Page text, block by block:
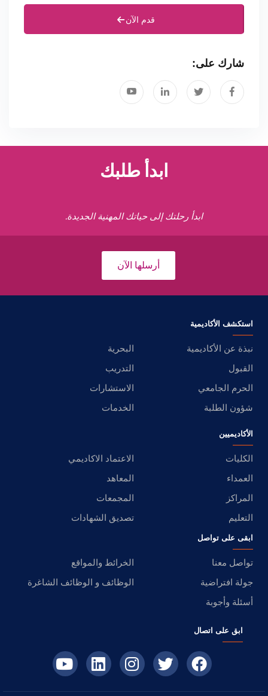
قدم الآن
شارك على:
ابدأ طلبك
ابدأ رحلتك إلى حياتك المهنية الجديدة.
أرسلها الآن
استكشف الأكاديمية
نبذة عن الأكاديمية
البحرية
القبول
التدريب
الحرم الجامعي
الاستشارات
شؤون الطلبة
الخدمات
الأكاديميين
الكليات
الاعتماد الاكاديمي
العمداء
المعاهد
المراكز
المجمعات
التعليم
تصديق الشهادات
ابقى على تواصل
تواصل معنا
الخرائط والمواقع
جولة افتراضية
الوظائف و الوظائف الشاغرة
أسئلة وأجوبة
ابق على اتصال